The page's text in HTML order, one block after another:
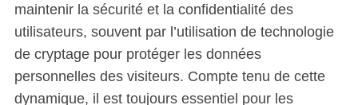
maintenir la sécurité et la confidentialité des
utilisateurs, souvent par l’utilisation de technologie
de cryptage pour protéger les données
personnelles des visiteurs. Compte tenu de cette
dynamique, il est toujours essentiel pour les